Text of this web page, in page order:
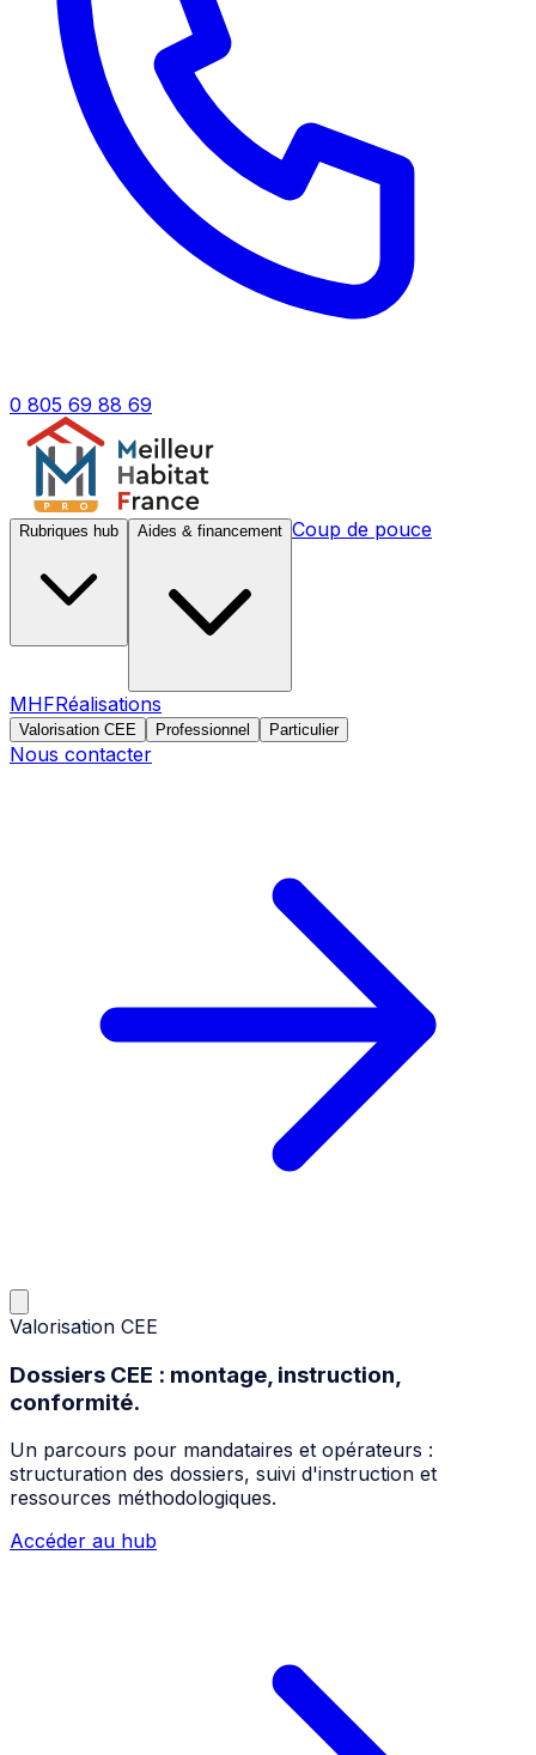
0 805 69 88 69
Rubriques hub Aides & financement Coup de pouce
MHFRéalisations
Valorisation CEE Professionnel Particulier
Nous contacter
Valorisation CEE
Dossiers CEE : montage, instruction,
conformité.
Un parcours pour mandataires et opérateurs :
structuration des dossiers, suivi d'instruction et
ressources méthodologiques.
Accéder au hub